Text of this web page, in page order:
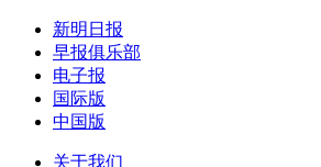
新明日报
早报俱乐部
电子报
国际版
中国版
关于我们